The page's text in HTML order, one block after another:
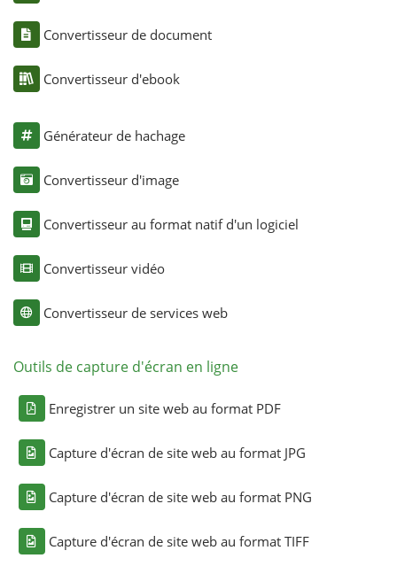
Convertisseur de document
Convertisseur d'ebook
Générateur de hachage
Convertisseur d'image
Convertisseur au format natif d'un logiciel
Convertisseur vidéo
Convertisseur de services web
Outils de capture d'écran en ligne
Enregistrer un site web au format PDF
Capture d'écran de site web au format JPG
Capture d'écran de site web au format PNG
Capture d'écran de site web au format TIFF